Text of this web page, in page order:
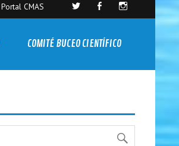
Portal CMAS
COMITÉ BUCEO CIENTÍFICO